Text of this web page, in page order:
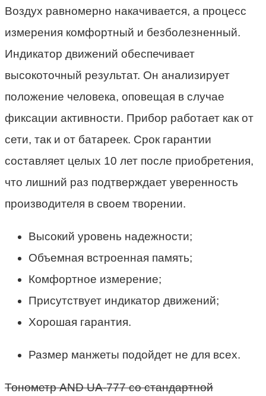
Воздух равномерно накачивается, а процесс
измерения комфортный и безболезненный.
Индикатор движений обеспечивает
высокоточный результат. Он анализирует
положение человека, оповещая в случае
фиксации активности. Прибор работает как от
сети, так и от батареек. Срок гарантии
составляет целых 10 лет после приобретения,
что лишний раз подтверждает уверенность
производителя в своем творении.
Высокий уровень надежности;
Объемная встроенная память;
Комфортное измерение;
Присутствует индикатор движений;
Хорошая гарантия.
Размер манжеты подойдет не для всех.
Тонометр AND UA-777 cо стандартной